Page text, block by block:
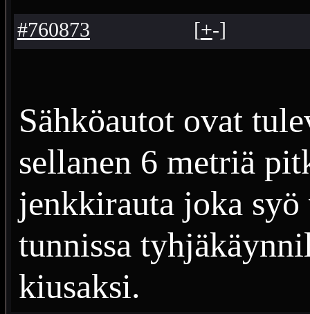
#760873 [+-]
Sähköautot ovat
sellanen 6 metriä
jenkkirauta joka
tunnissa
kiusaksi.